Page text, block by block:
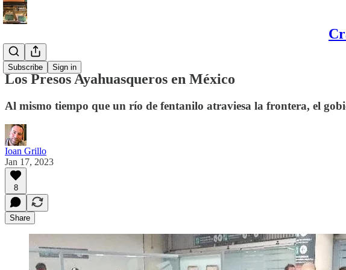
Subscribe Sign in
Español
Los Presos Ayahuasqueros en México
Al mismo tiempo que un río de fentanilo atraviesa la frontera, el
Ioan Grillo
Jan 17, 2023
8
Share